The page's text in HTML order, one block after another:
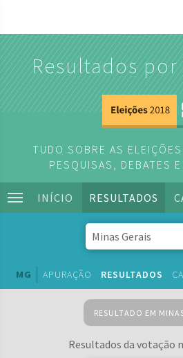
Resultados
TUDO SOBRE AS
PESQUISAS, DEBATES
INÍCIO RESULTADOS
MG APURAÇÃO RESULTADOS
RESULTADO EM
Resultados da votação